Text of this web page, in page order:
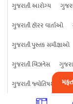
ગુજરાતી આરોગ્ય
ગુજરાતી હૉરર વાર્તાઓ
ગુજરાતી પુસ્તક સમીક્ષાઓ
ગુજરાતી બિઝનેસ
ગુજરાતી જ્યોતિષશાસ્ત્ર